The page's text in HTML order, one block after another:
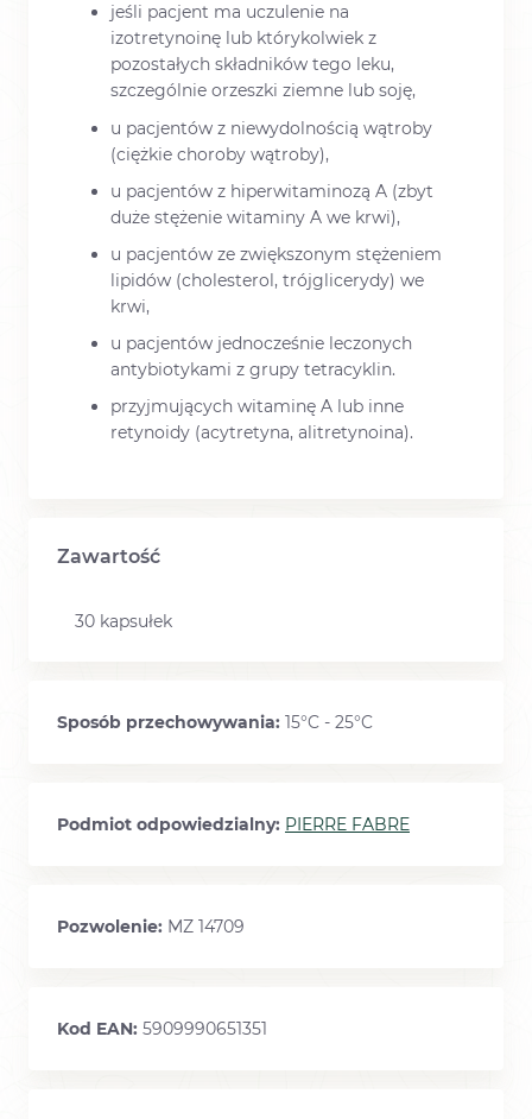
jeśli pacjent ma uczulenie na
izotretynoinę lub którykolwiek z
pozostałych składników tego leku,
szczególnie orzeszki ziemne lub soję,
u pacjentów z niewydolnością wątroby
(ciężkie choroby wątroby),
u pacjentów z hiperwitaminozą A (zbyt
duże stężenie witaminy A we krwi),
u pacjentów ze zwiększonym stężeniem
lipidów (cholesterol, trójglicerydy) we
krwi,
u pacjentów jednocześnie leczonych
antybiotykami z grupy tetracyklin.
przyjmujących witaminę A lub inne
retynoidy (acytretyna, alitretynoina).
Zawartość
30 kapsułek
Sposób przechowywania: 15°C - 25°C
Podmiot odpowiedzialny: PIERRE FABRE
Pozwolenie: MZ 14709
Kod EAN: 5909990651351